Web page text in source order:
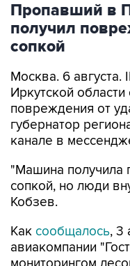
Пропавший в
получил
сопкой
Москва. 6 августа.
Иркутской
повреждения от
губернатор
канале в
"Машина получила
сопкой, но люди
Кобзев.
Как сообщалось, 3
авиакомпании